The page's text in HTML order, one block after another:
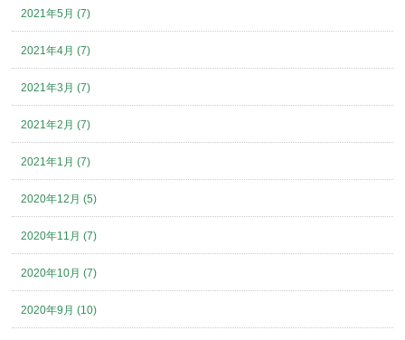
2021年5月 (7)
2021年4月 (7)
2021年3月 (7)
2021年2月 (7)
2021年1月 (7)
2020年12月 (5)
2020年11月 (7)
2020年10月 (7)
2020年9月 (10)